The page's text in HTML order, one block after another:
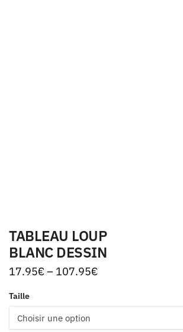
TABLEAU LOUP
BLANC DESSIN
17.95€– 107.95€
Taille